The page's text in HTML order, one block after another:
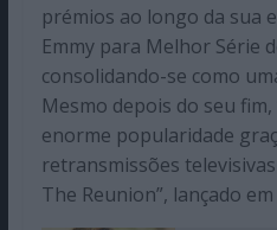
prémios ao longo da sua
Emmy para Melhor Série
consolidando-se como
Mesmo depois do seu fim,
enorme popularidade
retransmissões
The Reunion”, lançado em